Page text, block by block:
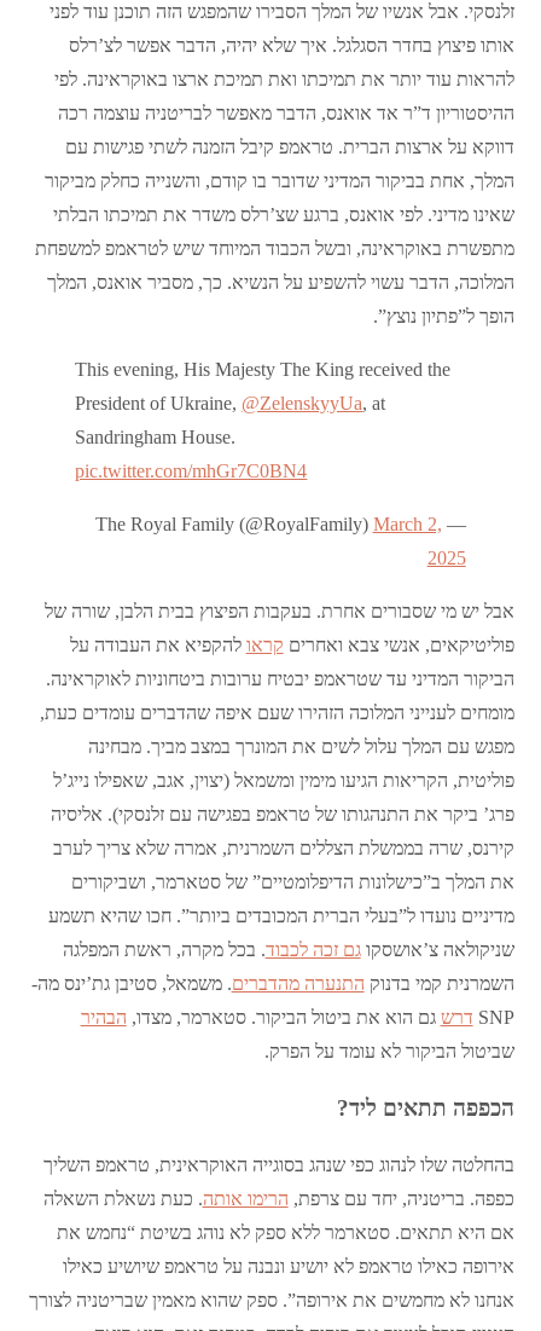
זלנסקי. אבל אנשיו של המלך הסבירו שהמפגש הזה תוכנן עוד לפני
אותו פיצוץ בחדר הסגלגל. איך שלא יהיה, הדבר אפשר לצ’רלס
להראות עוד יותר את תמיכתו ואת תמיכת ארצו באוקראינה. לפי
ההיסטוריון ד”ר אד אואנס, הדבר מאפשר לבריטניה עוצמה רכה
דווקא על ארצות הברית. טראמפ קיבל הזמנה לשתי פגישות עם
המלך, אחת בביקור המדיני שדובר בו קודם, והשנייה כחלק מביקור
שאינו מדיני. לפי אואנס, ברגע שצ’רלס משדר את תמיכתו הבלתי
מתפשרת באוקראינה, ובשל הכבוד המיוחד שיש לטראמפ למשפחת
המלוכה, הדבר עשוי להשפיע על הנשיא. כך, מסביר אואנס, המלך
הופך ל”פתיון נוצץ”.
This evening, His Majesty The King received the
President of Ukraine, @ZelenskyyUa, at
Sandringham House.
pic.twitter.com/mhGr7C0BN4
— The Royal Family (@RoyalFamily)
March 2,
2025
אבל יש מי שסבורים אחרת. בעקבות הפיצוץ בבית הלבן, שורה של
פוליטיקאים, אנשי צבא ואחרים קראו להקפיא את העבודה על
הביקור המדיני עד שטראמפ יבטיח ערובות ביטחוניות לאוקראינה.
מומחים לענייני המלוכה הזהירו שעם איפה שהדברים עומדים כעת,
מפגש עם המלך עלול לשים את המונרך במצב מביך. מבחינה
פוליטית, הקריאות הגיעו מימין ומשמאל (יצוין, אגב, שאפילו נייג’ל
פרג’ ביקר את התנהגותו של טראמפ בפגישה עם זלנסקי). אליסיה
קירנס, שרה בממשלת הצללים השמרנית, אמרה שלא צריך לערב
את המלך ב”כישלונות הדיפלומטיים” של סטארמר, ושביקורים
מדיניים נועדו ל”בעלי הברית המכובדים ביותר”. חכו שהיא תשמע
שניקולאה צ’אושסקוגם זכה לכבוד. בכל מקרה, ראשת המפלגה
השמרנית קמי בדנוק התנערה מהדברים. משמאל, סטיבן גת’ינס מה-
SNP דרש גם הוא את ביטול הביקור. סטארמר, מצדו, הבהיר
שביטול הביקור לא עומד על הפרק.
הכפפה תתאים ליד?
בהחלטה שלו לנהוג כפי שנהג בסוגייה האוקראינית, טראמפ השליך
כפפה. בריטניה, יחד עם צרפת, הרימו אותה. כעת נשאלת השאלה
אם היא תתאים. סטארמר ללא ספק לא נוהג בשיטת “נחמש את
אירופה כאילו טראמפ לא יושיע ונבנה על טראמפ שיושיע כאילו
אנחנו לא מחמשים את אירופה”. ספק שהוא מאמין שבריטניה לצורך